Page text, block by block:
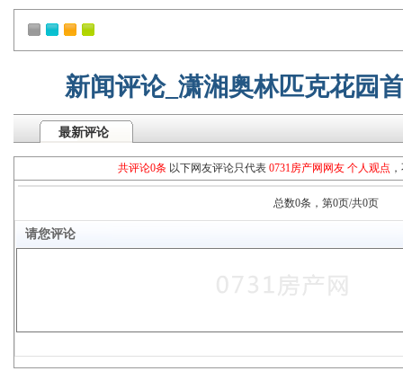
新闻评论_潇湘奥林匹克花园
最新评论
共评论0条 以下网友评论只代表 0731房产网网友 个人观点
总数0条，第0页/共0页
请您评论